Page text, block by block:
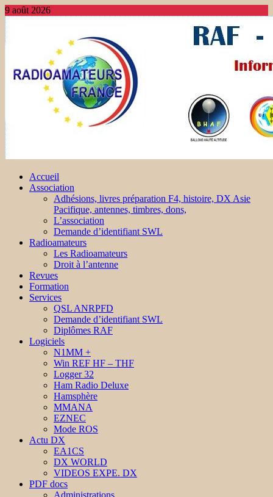
9 août 2026
Accueil
Association
Adhésions, livres préparation F4, histoire, DX Asie
Pacifique, antennes, timbres, dons,
L’association
Demande d’identifiant SWL
Radioamateurs
Les Radioamateurs
Droit à l’antenne
Revues
Formation
Services
QSL ANRPFD
Demande d’identifiant SWL
Diplômes RAF
Logiciels
N1MM +
Win REF HF – THF
Logger 32
Ham Radio Deluxe
Hamsphère
MMANA
EZNEC
Mode ROS
Actu DX
EA1CS
DX WORLD
VIDEOS EXPE. DX
PDF docs
Administrations